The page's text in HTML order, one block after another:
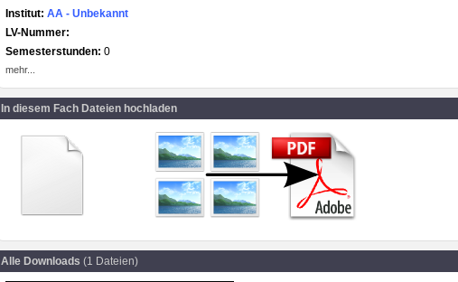
Institut: AA - Unbekannt
LV-Nummer:
Semesterstunden: 0
mehr...
In diesem Fach Dateien hochladen
Alle Downloads (1 Dateien)